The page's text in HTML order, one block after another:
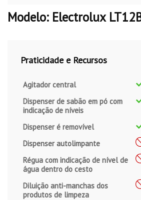
Modelo: Electrolux
Praticidade e Recursos
Agitador central
Dispenser de sabão em pó com
indicação de níveis
Dispenser é removível
Dispenser autolimpante
Régua com indicação de nível de
água dentro do cesto
Diluição anti-manchas dos
produtos de limpeza